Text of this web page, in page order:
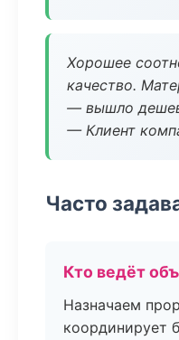
Хорошее
качество.
— вышло
— Клиент
Часто
Кто ведёт
Назначаем
координирует